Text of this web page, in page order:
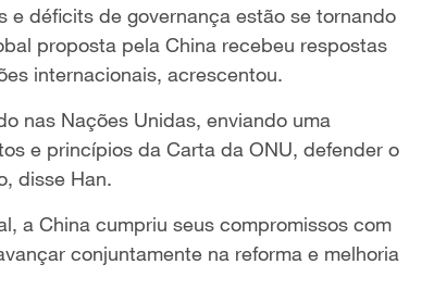
e déficits de governança estão se tornando
proposta pela China recebeu respostas
internacionais, acrescentou.
nas Nações Unidas, enviando uma
e princípios da Carta da ONU, defender o
disse Han.
a China cumpriu seus compromissos com
conjuntamente na reforma e melhoria